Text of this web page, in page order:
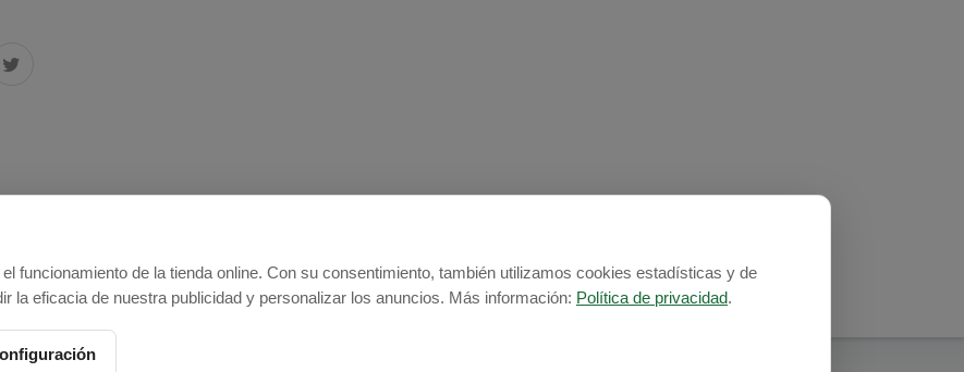
funcionamiento de la tienda online. Con su consentimiento, también utilizamos cookies estadísticas y de
la eficacia de nuestra publicidad y personalizar los anuncios. Más información: Política de privacidad.